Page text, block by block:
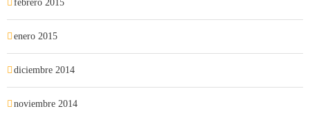
febrero 2015
enero 2015
diciembre 2014
noviembre 2014